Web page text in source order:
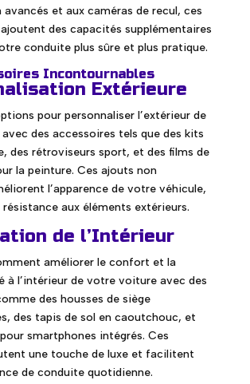
et aux caméras de recul, ces
des capacités supplémentaires
conduite plus sûre et plus pratique.
Incontournables
Extérieure
pour personnaliser l’extérieur de
des accessoires tels que des kits
des rétroviseurs sport, et des films de
la peinture. Ces ajouts non
l’apparence de votre véhicule,
aux éléments extérieurs.
de l’Intérieur
améliorer le confort et la
à l’intérieur de votre voiture avec des
des housses de siège
des tapis de sol en caoutchouc, et
smartphones intégrés. Ces
une touche de luxe et facilitent
de conduite quotidienne.